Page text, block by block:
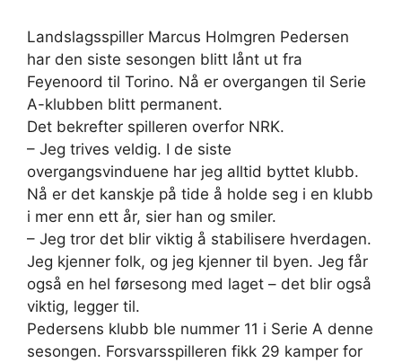
Landslagsspiller Marcus Holmgren Pedersen
har den siste sesongen blitt lånt ut fra
Feyenoord til Torino. Nå er overgangen til Serie
A-klubben blitt permanent.
Det bekrefter spilleren overfor NRK.
– Jeg trives veldig. I de siste
overgangsvinduene har jeg alltid byttet klubb.
Nå er det kanskje på tide å holde seg i en klubb
i mer enn ett år, sier han og smiler.
– Jeg tror det blir viktig å stabilisere hverdagen.
Jeg kjenner folk, og jeg kjenner til byen. Jeg får
også en hel førsesong med laget – det blir også
viktig, legger til.
Pedersens klubb ble nummer 11 i Serie A denne
sesongen. Forsvarsspilleren fikk 29 kamper for